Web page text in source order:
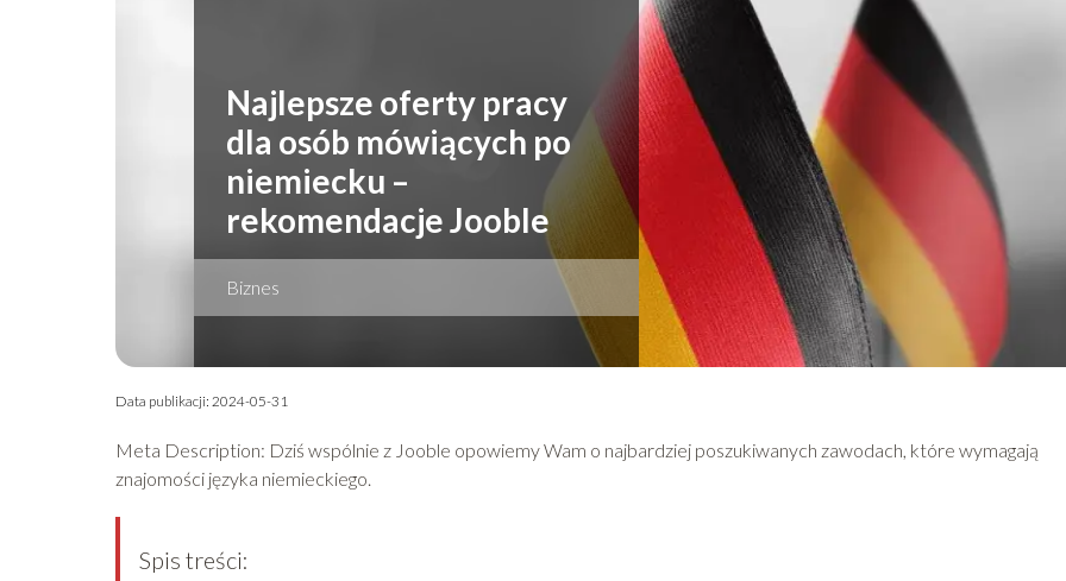
Najlepsze oferty pracy
dla osób mówiących po
niemiecku –
rekomendacje Jooble
Biznes
Data publikacji: 2024-05-31
Meta Description: Dziś wspólnie z Jooble opowiemy Wam o najbardziej poszukiwanych zawodach, które wymagają
znajomości języka niemieckiego.
Spis treści: